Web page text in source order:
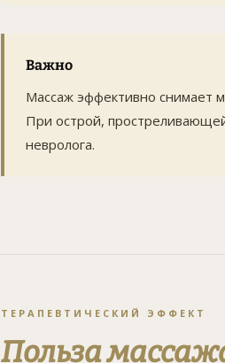
Важно
Массаж эффективно снимает
При острой,
невролога.
ТЕРАПЕВТИЧЕСКИЙ ЭФФЕКТ
Польза